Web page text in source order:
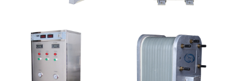
GE EDI模块维修 MK-TC50 EDI模块